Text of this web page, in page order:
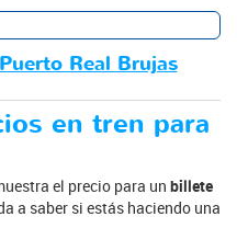
Real Brujas
en tren para
el precio para un billete
a saber si estás haciendo una